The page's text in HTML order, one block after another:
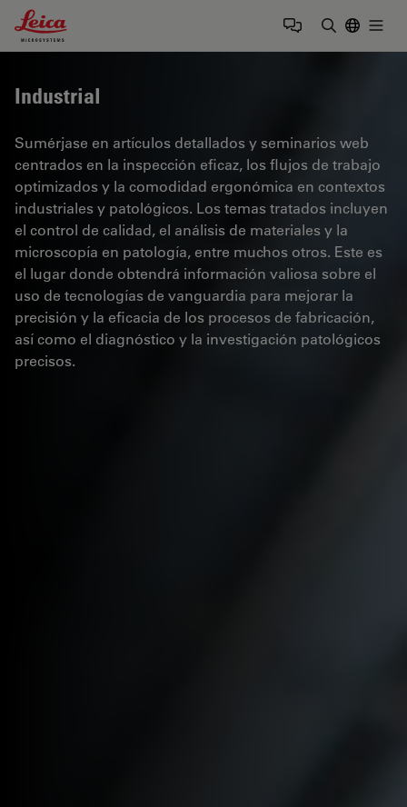
Leica Microsystems Logo
Industrial
Sumérjase en artículos detallados y seminarios web
centrados en la inspección eficaz, los flujos de trabajo
optimizados y la comodidad ergonómica en contextos
industriales y patológicos. Los temas tratados incluyen
el control de calidad, el análisis de materiales y la
microscopía en patología, entre muchos otros. Este es
el lugar donde obtendrá información valiosa sobre el
uso de tecnologías de vanguardia para mejorar la
precisión y la eficacia de los procesos de fabricación,
así como el diagnóstico y la investigación patológicos
precisos.